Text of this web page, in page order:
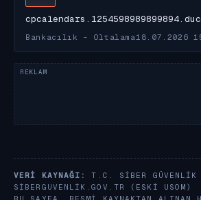
Bankacılık - Oltalama 18.07.2026
VERI KAYNAĞI:
T.C. SIBER GÜVENLIK
SIBERGUVENLIK.GOV.TR
(ESKI USOM)